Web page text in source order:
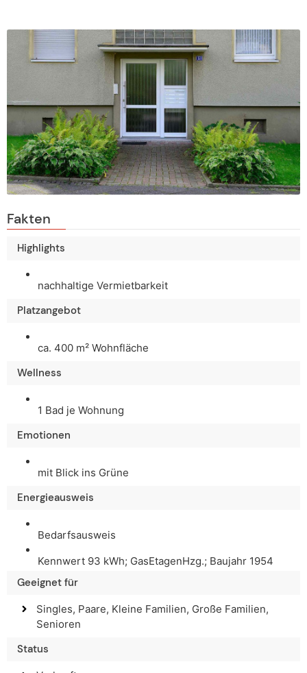
Fakten
Highlights
nachhaltige Vermietbarkeit
Platzangebot
ca. 400 m² Wohnfläche
Wellness
1 Bad je Wohnung
Emotionen
mit Blick ins Grüne
Energieausweis
Bedarfsausweis
Kennwert 93 kWh; GasEtagenHzg.; Baujahr 1954
Geeignet für
Singles, Paare, Kleine Familien, Große Familien,
Senioren
Status